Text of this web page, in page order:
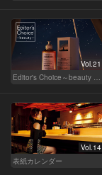
Vol.21
Editor's Choice～beauty & wellness～
Vol.14
表紙カレンダー